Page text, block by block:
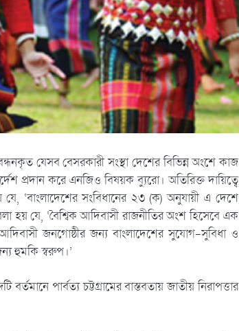
যেসব বেসরকারী সংস্থা দেশের বিভিন্ন অংশে কাজ
প্রদান করে এনজিও বিষয়ক ব্যুরো। অতিরিক্ত দায়িত্বে
‘বাংলাদেশের সংবিধানের ২৩ (ক) অনুযায়ী এ দেশে
হয় যে, ‘বৈশ্বিক আদিবাসী রাজনীতির অংশ হিসেবে এক
জনগোষ্ঠীর জন্য বাংলাদেশের সুযোগ-সুবিধা ও
হুমকি স্বরুপ।’
পার্বত্য চট্টগ্রামের বাস্তবতায় জাতীয় নিরাপত্তার